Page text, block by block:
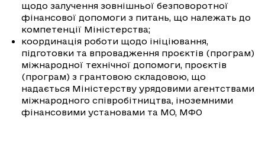
щодо залучення зовнішньої безповоротної
фінансової допомоги з питань, що належать до
компетенції Міністерства;
координація роботи щодо ініціювання,
підготовки та впровадження проєктів (програм)
міжнародної технічної допомоги, проєктів
(програм) з грантовою складовою, що
надається Міністерству урядовими агентствами
міжнародного співробітництва, іноземними
фінансовими установами та МО, МФО